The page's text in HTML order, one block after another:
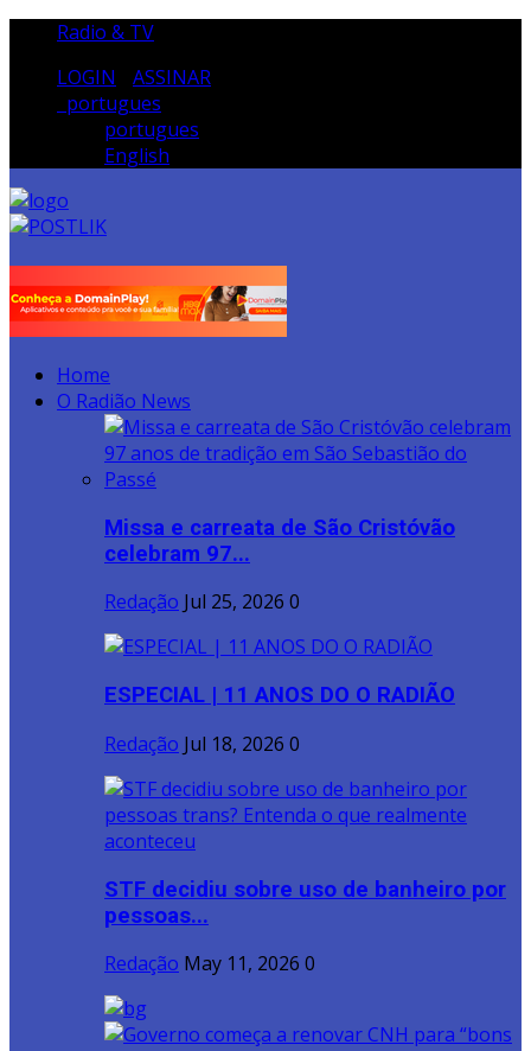
Radio & TV
LOGIN
ASSINAR
portugues
portugues
English
Home
O Radião News
Missa e carreata de São Cristóvão
celebram 97...
Redação Jul 25, 2026 0
ESPECIAL | 11 ANOS DO O RADIÃO
Redação Jul 18, 2026 0
STF decidiu sobre uso de banheiro por
pessoas...
Redação May 11, 2026 0